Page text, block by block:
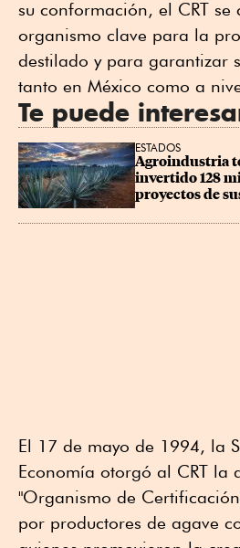
su conformación, el CRT
organismo clave para la
destilado y para garantizar
tanto en México como a
Te puede
ESTADOS
Agroindustria
invertido 128
proyectos de
El 17 de mayo de 1994, la
Economía otorgó al CRT la
"Organismo de
por productores de agave